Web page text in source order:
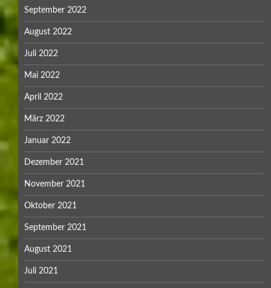
September 2022
August 2022
Juli 2022
Mai 2022
April 2022
März 2022
Januar 2022
Dezember 2021
November 2021
Oktober 2021
September 2021
August 2021
Juli 2021